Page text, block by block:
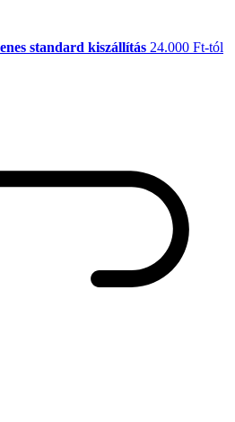
standard kiszállítás 24.000 Ft-tól